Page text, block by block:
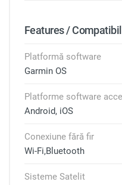
Features /
Platformă software
Garmin OS
Platforme software
Android, iOS
Conexiune fără fir
Wi-Fi,Bluetooth
Sisteme Satelit